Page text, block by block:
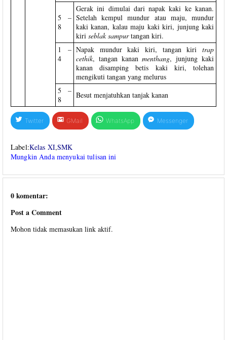
5 –
8
Gerak ini dimulai dari napak kaki ke kanan.
Setelah kempul mundur atau maju, mundur
kaki kanan, kalau maju kaki kiri, junjung kaki
kiri seblak sampurtangan kiri.
1 –
4
Napak mundur kaki kiri, tangan kiri trap
cethik, tangan kananmenthang, junjungkaki
kanan disamping betis kaki kiri, tolehan
mengikuti tangan yang melurus
5 –
8
Besut menjatuhkan tanjak kanan
Twitter GMail WhatsApp Messenger
Label:Kelas XI,SMK
Mungkin Anda menyukai tulisan ini
0 komentar:
Post a Comment
Mohon tidak memasukan link aktif.